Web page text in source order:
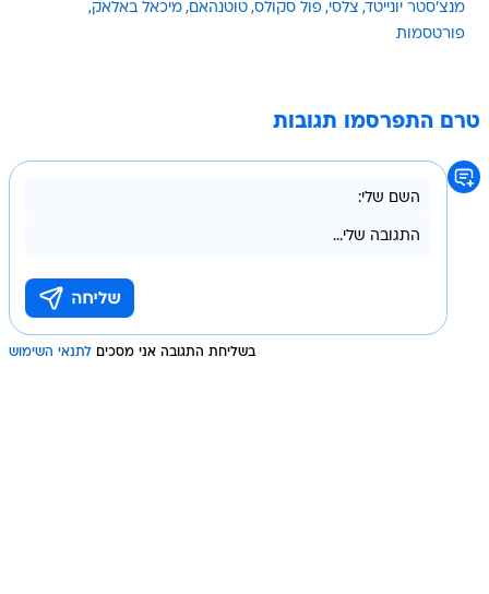
מנצ'סטר יונייטד צלסי פול סקולס טוטנהאם מיכאל באלאק
פורטסמות
טרם התפרסמו תגובות
בשליחת התגובה אני מסכים לתנאי השימוש